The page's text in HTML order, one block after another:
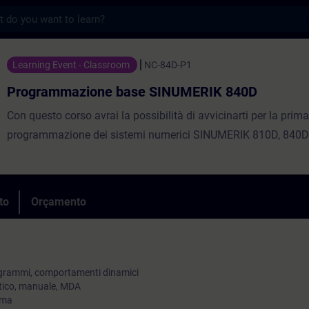
base SINUMERIK 840D -
Learning Event - Classroom NC-84D-P1
Programmazione base SINUMERIK 840D
Con questo corso avrai la possibilità di avvicinarti per la
programmazione dei sistemi numerici SINUMERIK 810D,
Orçamento
comportamenti dinamici
manuale, MDA